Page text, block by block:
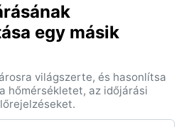
BSh típusú, azaz forró
A nyarak (márciustól
tikkasztó. A tél
kellemesen meleg, 20–30 °C
hűvösebb. A csapadékot
egy másik
világszerte, és hasonlítsa
hőmérsékletet, az időjárási